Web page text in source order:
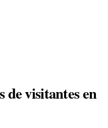
de visitantes en